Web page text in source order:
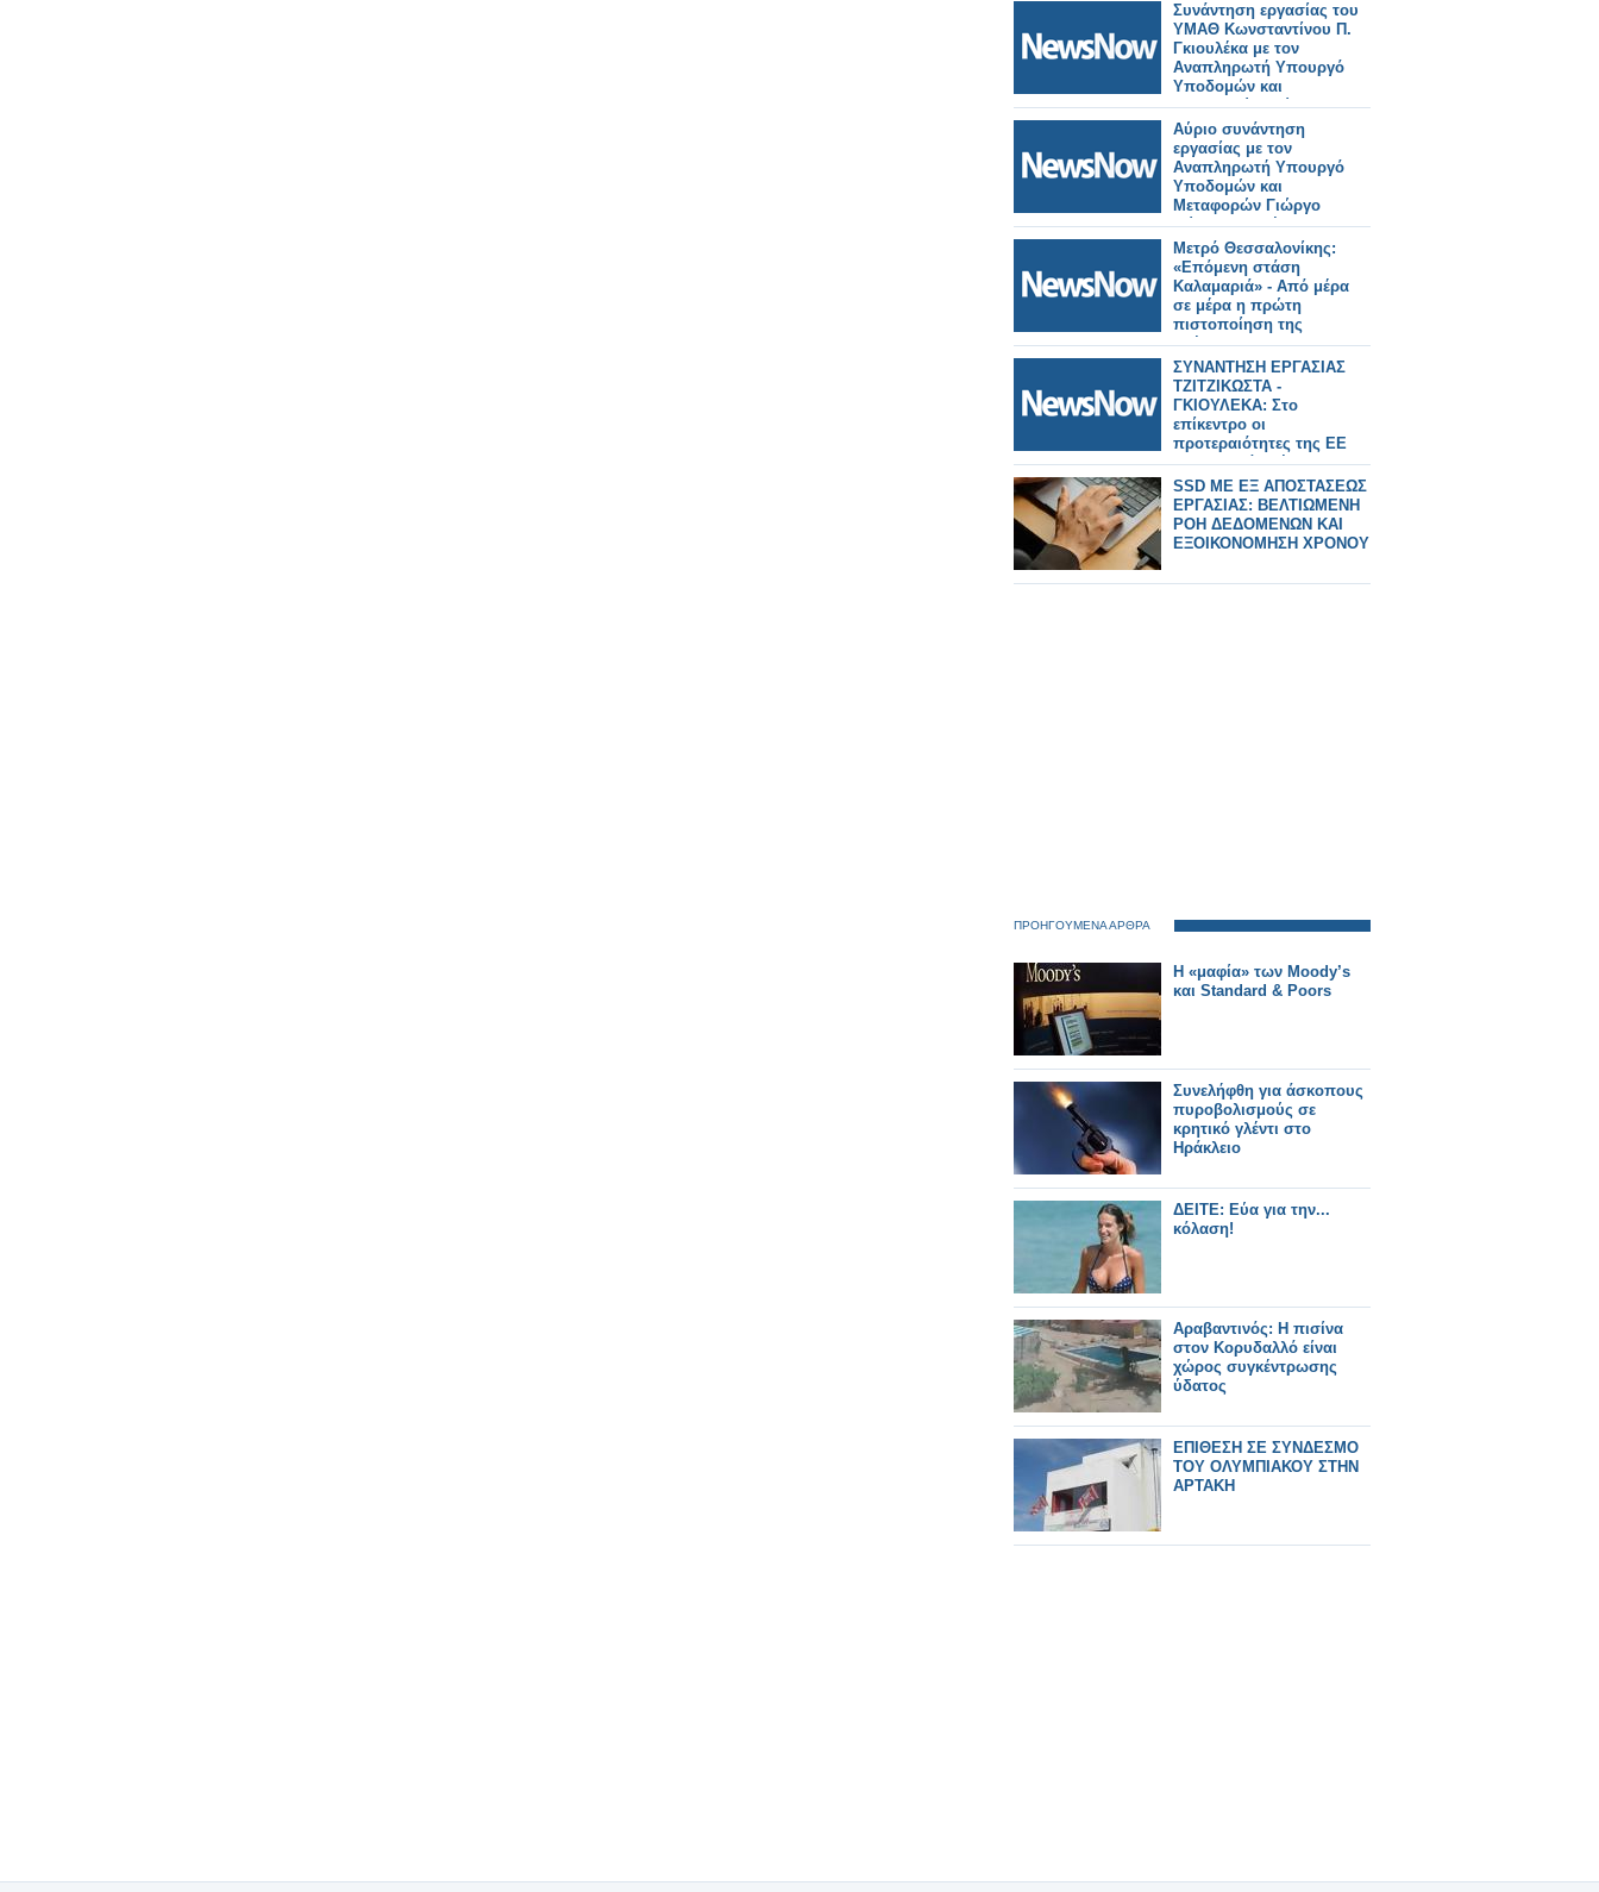
Συνάντηση εργασίας του
ΥΜΑΘ Κωνσταντίνου Π.
Γκιουλέκα με τον
Αναπληρωτή Υπουργό
Υποδομών και
Μεταφορών Γιώργο
Κώτσηρα.
Αύριο συνάντηση
εργασίας με τον
Αναπληρωτή Υπουργό
Υποδομών και
Μεταφορών Γιώργο
Κώτσηρα θα έχει ο
Κωνσταντίνος
Γκιουλέκας.
Μετρό Θεσσαλονίκης:
«Επόμενη στάση
Καλαμαριά» - Από μέρα
σε μέρα η πρώτη
πιστοποίηση της
επέκτασης.
ΣΥΝΑΝΤΗΣΗ ΕΡΓΑΣΙΑΣ
ΤΖΙΤΖΙΚΩΣΤΑ -
ΓΚΙΟΥΛΕΚΑ: Στο
επίκεντρο οι
προτεραιότητες της ΕΕ
για τα μεγάλα έργα
υποδομών και
μεταφορών, τον τουρισμό
και ο κομβικός ρόλος της
Βόρειας Ελλάδας
SSD ME ΕΞ ΑΠΟΣΤΑΣΕΩΣ
ΕΡΓΑΣΙΑΣ: ΒΕΛΤΙΩΜΕΝΗ
ΡΟΗ ΔΕΔΟΜΕΝΩΝ ΚΑΙ
ΕΞΟΙΚΟΝΟΜΗΣΗ ΧΡΟΝΟΥ
ΠΡΟΗΓΟΥΜΕΝΑ ΑΡΘΡΑ
Η «μαφία» των Moody’s
και Standard & Poors
Συνελήφθη για άσκοπους
πυροβολισμούς σε
κρητικό γλέντι στο
Ηράκλειο
ΔΕΙΤΕ: Eύα για την...
κόλαση!
Αραβαντινός: Η πισίνα
στον Κορυδαλλό είναι
χώρος συγκέντρωσης
ύδατος
ΕΠΙΘΕΣΗ ΣΕ ΣΥΝΔΕΣΜΟ
ΤΟΥ ΟΛΥΜΠΙΑΚΟΥ ΣΤΗΝ
ΑΡΤΑΚΗ